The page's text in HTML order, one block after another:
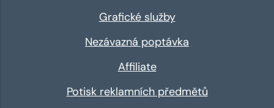
Grafické služby
Nezávazná poptávka
Affiliate
Potisk reklamních předmětů